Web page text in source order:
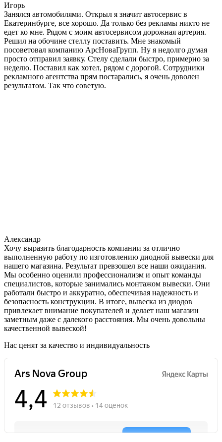
Игорь
Занялся автомобилями. Открыл я значит автосервис в
Екатеринбурге, все хорошо. Да только без рекламы никто не
едет ко мне. Рядом с моим автосервисом дорожная артерия.
Решил на обочине стеллу поставить. Мне знакомый
посоветовал компанию АрсНоваГрупп. Ну я недолго думая
просто отправил заявку. Стелу сделали быстро, примерно за
неделю. Поставил как хотел, рядом с дорогой. Сотрудники
рекламного агентства прям постарались, я очень доволен
результатом. Так что советую.
Александр
Хочу выразить благодарность компании за отлично
выполненную работу по изготовлению диодной вывески для
нашего магазина. Результат превзошел все наши ожидания.
Мы особенно оценили профессионализм и опыт команды
специалистов, которые занимались монтажом вывески. Они
работали быстро и аккуратно, обеспечивая надежность и
безопасность конструкции. В итоге, вывеска из диодов
привлекает внимание покупателей и делает наш магазин
заметным даже с далекого расстояния. Мы очень довольны
качественной вывеской!
Нас ценят за качество и индивидуальность